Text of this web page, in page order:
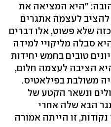
"היא המציאה את
לעצמה אתגרים
שלא פשוט, אלו דברים
סבלה מליקויי למידה
טובים בחמש יחידות
הציבה לעצמה חלום,
משולבת בפילאטיס.
ונשאר הקטע של
הבא שלה אחרי
הפסיכומטרי, להגיע ל-700 נקודות, זו הייתה אמורה